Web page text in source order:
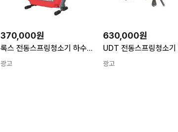
370,000원
록스 전동스프링청소기 하수도 하수구 RK-650 본체만
광고
630,000원
광고